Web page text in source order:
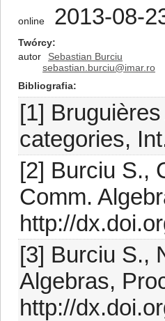
online 2013-08-
Twórcy
autor
Sebastian Burciu
sebastian.burciu@imar.ro
Bibliografia
[1]
categories,
[2] Burciu S.,
Comm.
http://
[3] Burciu S.,
Algebras,
http://